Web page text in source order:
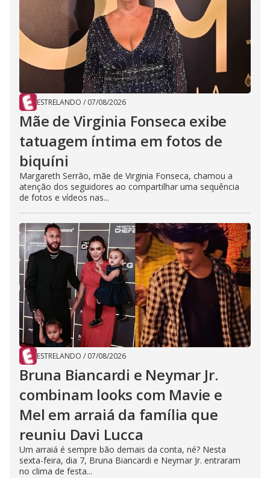
ESTRELANDO / 07/08/2026
Mãe de Virginia Fonseca exibe
tatuagem íntima em fotos de
biquíni
Margareth Serrão, mãe de Virginia Fonseca, chamou a
atenção dos seguidores ao compartilhar uma sequência
de fotos e vídeos nas...
ESTRELANDO / 07/08/2026
Bruna Biancardi e Neymar Jr.
combinam looks com Mavie e
Mel em arraiá da família que
reuniu Davi Lucca
Um arraiá é sempre bão demais da conta, né? Nesta
sexta-feira, dia 7, Bruna Biancardi e Neymar Jr. entraram
no clima de festa...